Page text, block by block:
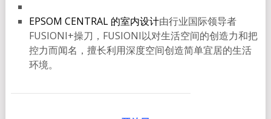
EPSOM CENTRAL 的室内设计由行业国际领导者
FUSIONI+操刀，FUSIONI以对生活空间的创造力和把
控力而闻名，擅长利用深度空间创造简单宜居的生活
环境。